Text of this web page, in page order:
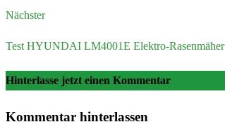
Nächster
Test HYUNDAI LM4001E Elektro-Rasenmäher
Hinterlasse jetzt einen Kommentar
Kommentar hinterlassen